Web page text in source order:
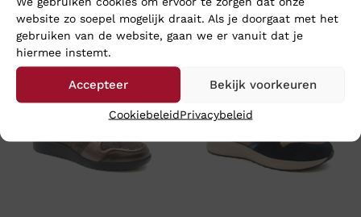
website zo soepel mogelijk draait. Als je doorgaat met het
gebruiken van de website, gaan we er vanuit dat je
hiermee instemt.
Accepteer Bekijk voorkeuren
CookiebeleidPrivacybeleid
En wat vind u van deze?